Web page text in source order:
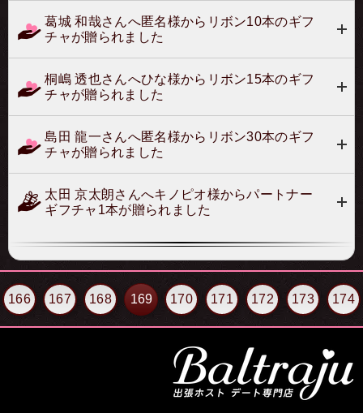
葛城 和哉さんへ匿名様からリボン10本のギフ
チャが贈られました
桐嶋 透也さんへひな様からリボン15本のギフ
チャが贈られました
島田 龍一さんへ匿名様からリボン30本のギフ
チャが贈られました
太田 京太朗さんへキノピオ様からパートナー
ギフチャ1本が贈られました
166 167 168 169 170 171 172 173 174